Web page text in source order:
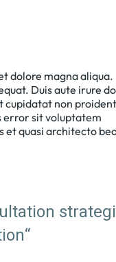
dolore magna aliqua.
Duis aute irure
cupidatat non
error sit voluptatem
et quasi architecto